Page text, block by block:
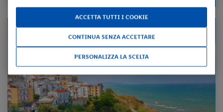
ACCETTA TUTTI I COOKIE
CONTINUA SENZA ACCETTARE
PERSONALIZZA LA SCELTA